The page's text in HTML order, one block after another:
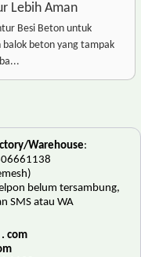
Lebih Aman
Besi Beton untuk
balok beton yang tampak
Warehouse:
belum tersambung,
SMS atau WA
com